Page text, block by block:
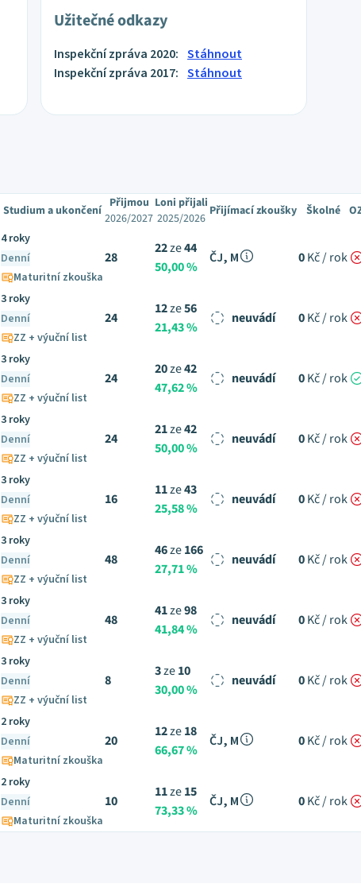
Užitečné odkazy
Inspekční zpráva 2020: Stáhnout
Inspekční zpráva 2017: Stáhnout
Studium a ukončení Přijmou
2026/2027
Loni přijali
2025/2026 Přijímací zkoušky Školné
4 roky
Denní
Maturitní zkouška
28
22ze44
50,00 %
ČJ, M 0Kč / rok
3 roky
Denní
ZZ + výuční list
24
12ze56
21,43 %
neuvádí 0Kč / rok
3 roky
Denní
ZZ + výuční list
24
20ze42
47,62 %
neuvádí 0Kč / rok
3 roky
Denní
ZZ + výuční list
24
21ze42
50,00 %
neuvádí 0Kč / rok
3 roky
Denní
ZZ + výuční list
16
11ze43
25,58 %
neuvádí 0Kč / rok
3 roky
Denní
ZZ + výuční list
48
46ze166
27,71 %
neuvádí 0Kč / rok
3 roky
Denní
ZZ + výuční list
48
41ze98
41,84 %
neuvádí 0Kč / rok
3 roky
Denní
ZZ + výuční list
8
3ze10
30,00 %
neuvádí 0Kč / rok
2 roky
Denní
Maturitní zkouška
20
12ze18
66,67 %
ČJ, M 0Kč / rok
2 roky
Denní
Maturitní zkouška
10
11ze15
73,33 %
ČJ, M 0Kč / rok